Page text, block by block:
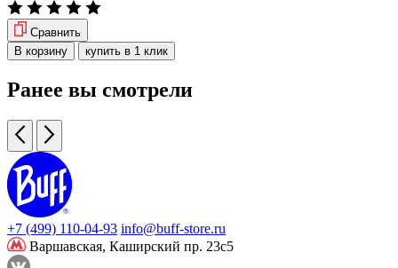
Сравнить
В корзину
купить в 1 клик
Ранее вы смотрели
+7 (499) 110-04-93 info@buff-store.ru
Варшавская, Каширский пр. 23с5